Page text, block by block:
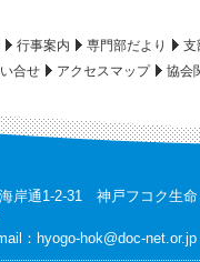
行事案内 専門部だより
支
合せ アクセスマップ 協会
岸通1-2-31 神戸フコク生命
： hyogo-hok@doc-net.or.jp